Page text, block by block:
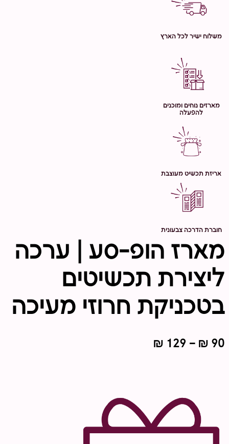
משלוח ישיר לכל הארץ
מארזים נוחים ומוכנים
להפעלה
אריזת תכשיט מעוצבת
חוברת הדרכה צבעונית
מארז הופ-סע | ערכה
ליצירת תכשיטים
בטכניקת חרוזי מעיכה
₪ 90
–
₪ 129
טווח